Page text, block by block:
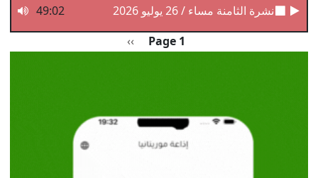
نشرة الثامنة مساء / 26 يوليو 2026
49:02
Page 1 الصفحة التالية
››